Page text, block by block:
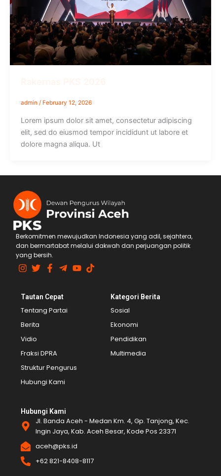
admin / February 12, 2026
Lorem ipsum dolor sit amet, consectetur adipiscing
elit, sed do eiusmod tempor incididunt ut labore et
dolore magna aliqua. Ut
Berkomitmen mewujudkan Indonesia yang adil, sejahtera,
dan bermartabat melalui dakwah dan perjuangan politik
yang bersih.
Tautan Cepat
Tentang Partai
Berita
Vidio
Fraksi DPRA
Struktur Pengurus
Hubungi Kami
Kategori Berita
Sosial
Ekonomi
Pendidikan
Multimedia
Hubungi Kami
Jl. Banda Aceh - Medan Km. 4, Gp. Tanjong, Kec.
Ingin Jaya, Kab. Aceh Besar, Kode Pos 23371
aceh@pks.id
+62 821-8408-8117